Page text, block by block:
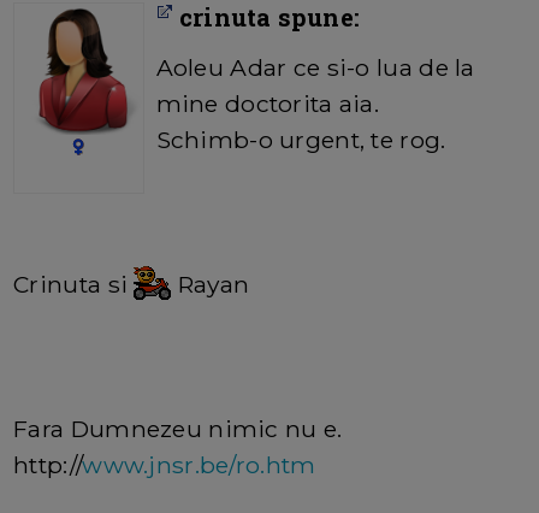
crinuta spune:
Aoleu Adar ce si-o lua de la
mine doctorita aia.
Schimb-o urgent, te rog.
Crinuta si Rayan
Fara Dumnezeu nimic nu e.
http://www.jnsr.be/ro.htm